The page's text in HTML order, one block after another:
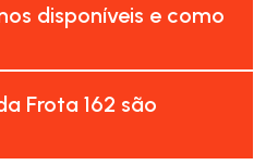
disponíveis e como
Frota 162 são